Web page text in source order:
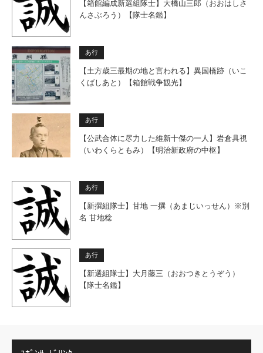
【箱館編成新選組隊士】大橋山三郎（おおはしさ
んさぶろう）【隊士名鑑】
あ行
【土方歳三最期の地と言われる】異国橋跡（いこ
くばしあと）【箱館戦争観光】
あ行
【公武合体に尽力した維新十傑の一人】岩倉具視
（いわくらともみ）【明治新政府の中枢】
あ行
【新撰組隊士】甘地 一撰（あまじいっせん）※別
名 甘地稔
あ行
【新選組隊士】大月藤三（おおつきとうぞう）
【隊士名鑑】